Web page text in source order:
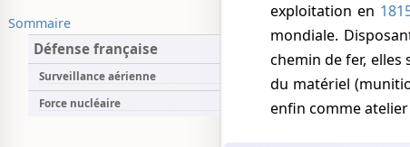
Sommaire
Défense française
Surveillance aérienne
Force nucléaire
exploitation en
mondiale.
chemin de fer,
du matériel
enfin comme